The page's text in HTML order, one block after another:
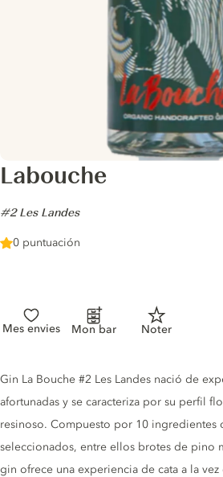
Labouche
-
#2 Les Landes
0 puntuación
Mes envies Mon bar Noter
Gin description
Gin La Bouche #2 Les Landes nació de
afortunadas y se caracteriza por su perfil
resinoso. Compuesto por 10 ingredientes
seleccionados, entre ellos brotes de pino
gin ofrece una experiencia de cata a la vez